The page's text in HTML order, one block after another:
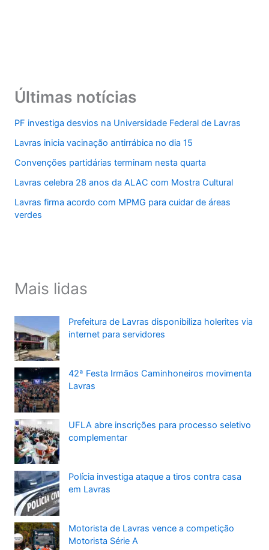
Últimas notícias
PF investiga desvios na Universidade Federal de Lavras
Lavras inicia vacinação antirrábica no dia 15
Convenções partidárias terminam nesta quarta
Lavras celebra 28 anos da ALAC com Mostra Cultural
Lavras firma acordo com MPMG para cuidar de áreas
verdes
Mais lidas
Prefeitura de Lavras disponibiliza holerites via
internet para servidores
42ª Festa Irmãos Caminhoneiros movimenta
Lavras
UFLA abre inscrições para processo seletivo
complementar
Polícia investiga ataque a tiros contra casa
em Lavras
Motorista de Lavras vence a competição
Motorista Série A